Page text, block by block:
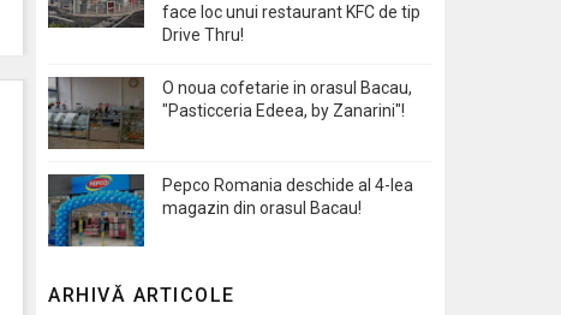
face loc unui restaurant KFC de tip
Drive Thru!
O noua cofetarie in orasul Bacau,
"Pasticceria Edeea, by Zanarini"!
Pepco Romania deschide al 4-lea
magazin din orasul Bacau!
ARHIVĂ ARTICOLE